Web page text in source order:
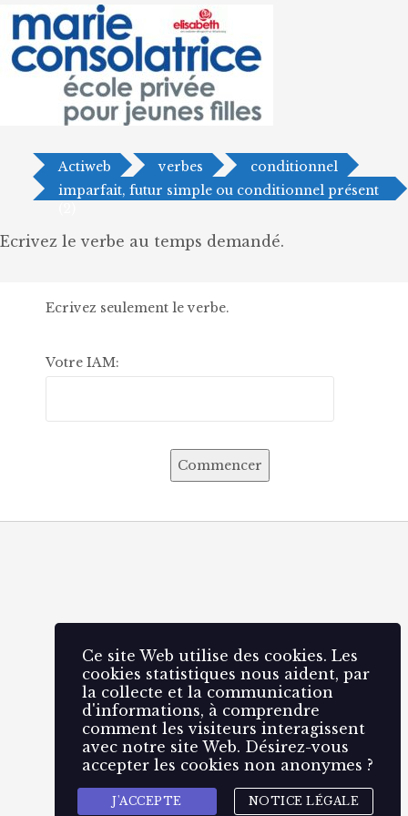
Actiweb verbes
conditionnel
imparfait, futur simple ou conditionnel présent
Ecrivez le verbe au temps demandé.
Ecrivez seulement le verbe.
Votre IAM:
Commencer
Ce site Web utilise des cookies. Les
cookies statistiques nous aident, par
la collecte et la communication
d'informations, à comprendre
comment les visiteurs interagissent
avec notre site Web. Désirez-vous
accepter les cookies non anonymes ?
J'ACCEPTE NOTICE LÉGALE